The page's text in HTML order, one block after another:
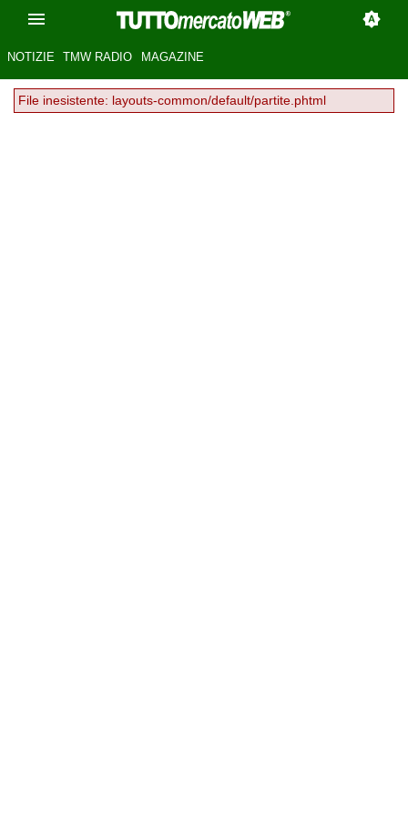
NOTIZIE TMW RADIO MAGAZINE
File inesistente: layouts-common/default/partite.phtml